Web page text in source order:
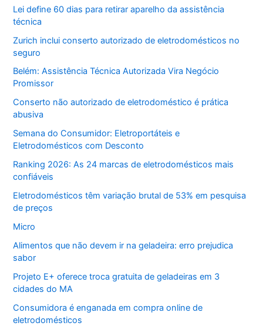
Lei define 60 dias para retirar aparelho da assistência
técnica
Zurich inclui conserto autorizado de eletrodomésticos no
seguro
Belém: Assistência Técnica Autorizada Vira Negócio
Promissor
Conserto não autorizado de eletrodoméstico é prática
abusiva
Semana do Consumidor: Eletroportáteis e
Eletrodomésticos com Desconto
Ranking 2026: As 24 marcas de eletrodomésticos mais
confiáveis
Eletrodomésticos têm variação brutal de 53% em pesquisa
de preços
Micro
Alimentos que não devem ir na geladeira: erro prejudica
sabor
Projeto E+ oferece troca gratuita de geladeiras em 3
cidades do MA
Consumidora é enganada em compra online de
eletrodomésticos